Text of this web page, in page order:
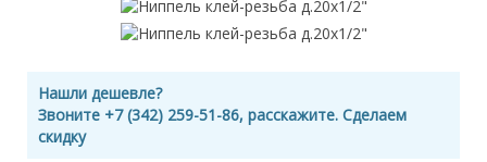
Нашли дешевле?
Звоните +7 (342) 259-51-86, расскажите. Сделаем
скидку